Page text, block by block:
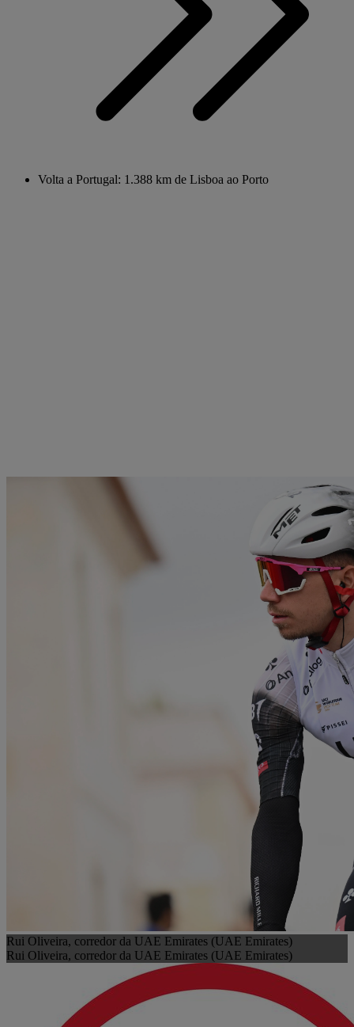
Volta a Portugal: 1.388 km de Lisboa ao Porto
Rui Oliveira, corredor da UAE Emirates (UAE Emirates)
Rui Oliveira, corredor da UAE Emirates (UAE Emirates)